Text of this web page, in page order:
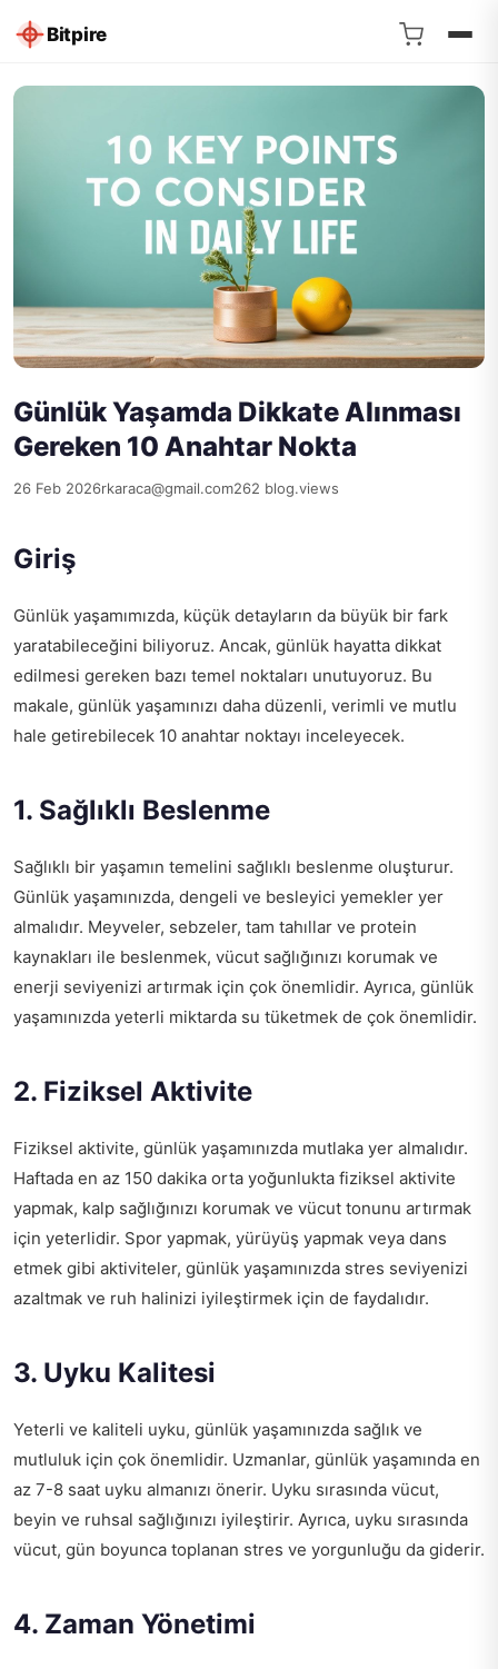
Bitpire
Günlük Yaşamda Dikkate Alınması
Gereken 10 Anahtar Nokta
26 Feb 2026rkaraca@gmail.com262 blog.views
Giriş
Günlük yaşamımızda, küçük detayların da büyük bir fark
yaratabileceğini biliyoruz. Ancak, günlük hayatta dikkat
edilmesi gereken bazı temel noktaları unutuyoruz. Bu
makale, günlük yaşamınızı daha düzenli, verimli ve mutlu
hale getirebilecek 10 anahtar noktayı inceleyecek.
1. Sağlıklı Beslenme
Sağlıklı bir yaşamın temelini sağlıklı beslenme oluşturur.
Günlük yaşamınızda, dengeli ve besleyici yemekler yer
almalıdır. Meyveler, sebzeler, tam tahıllar ve protein
kaynakları ile beslenmek, vücut sağlığınızı korumak ve
enerji seviyenizi artırmak için çok önemlidir. Ayrıca, günlük
yaşamınızda yeterli miktarda su tüketmek de çok önemlidir.
2. Fiziksel Aktivite
Fiziksel aktivite, günlük yaşamınızda mutlaka yer almalıdır.
Haftada en az 150 dakika orta yoğunlukta fiziksel aktivite
yapmak, kalp sağlığınızı korumak ve vücut tonunu artırmak
için yeterlidir. Spor yapmak, yürüyüş yapmak veya dans
etmek gibi aktiviteler, günlük yaşamınızda stres seviyenizi
azaltmak ve ruh halinizi iyileştirmek için de faydalıdır.
3. Uyku Kalitesi
Yeterli ve kaliteli uyku, günlük yaşamınızda sağlık ve
mutluluk için çok önemlidir. Uzmanlar, günlük yaşamında en
az 7-8 saat uyku almanızı önerir. Uyku sırasında vücut,
beyin ve ruhsal sağlığınızı iyileştirir. Ayrıca, uyku sırasında
vücut, gün boyunca toplanan stres ve yorgunluğu da giderir.
4. Zaman Yönetimi